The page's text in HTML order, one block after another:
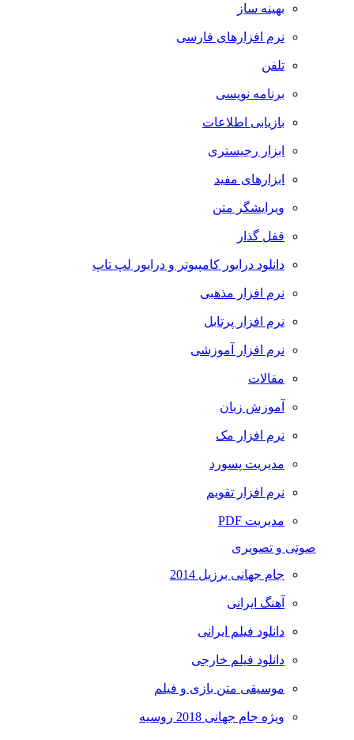
بهینه ساز
نرم افزارهای فارسی
تلفن
برنامه نویسی
بازیابی اطلاعات
ابزار رجیستری
ابزارهای مفید
ویرایشگر متن
قفل گذار
دانلود درایور کامپیوتر و درایور لپ تاپ
نرم افزار مذهبی
نرم افزار پرتابل
نرم افزار آموزشی
مقالات
آموزش زبان
نرم افزار مک
مدیریت پسورد
نرم افزار تقویم
مدیریت PDF
صوتی و تصویری
جام جهانی برزیل 2014
آهنگ ایرانی
دانلود فیلم ایرانی
دانلود فیلم خارجی
موسیقی متن بازی و فیلم
ویژه جام جهانی 2018 روسیه